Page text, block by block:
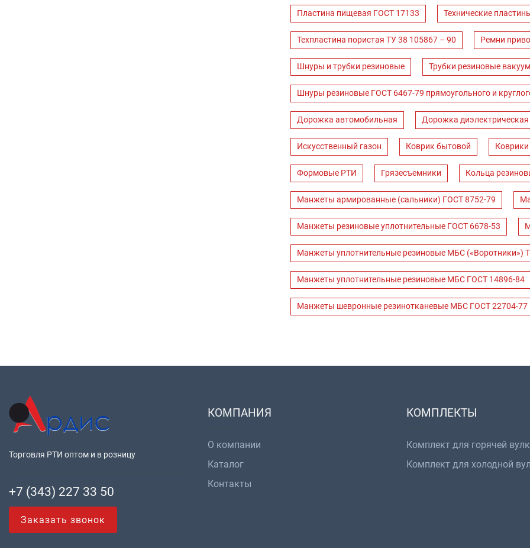
Пластина пищевая ГОСТ 17133 Технические
Техпластина пористая ТУ 38 105867 – 90 Ремни
Шнуры и трубки резиновые Трубки резиновые
Шнуры резиновые ГОСТ 6467-79 прямоугольного и
Дорожка автомобильная Дорожка диэлектрическая
Искусственный газон Коврик бытовой Коврики
Формовые РТИ Грязесъемники Кольца
Манжеты армированные (сальники) ГОСТ 8752-79
Манжеты резиновые уплотнительные ГОСТ 6678-53
Манжеты уплотнительные резиновые МБС («Воротники»)
Манжеты уплотнительные резиновые МБС ГОСТ 14896-84
Манжеты шевронные резинотканевые МБС ГОСТ 22704-77
Торговля РТИ оптом и в розницу
+7 (343) 227 33 50
Заказать звонок
КОМПАНИЯ
О компании
Каталог
Контакты
КОМПЛЕКТЫ
Комплект для горячей
Комплект для холодной